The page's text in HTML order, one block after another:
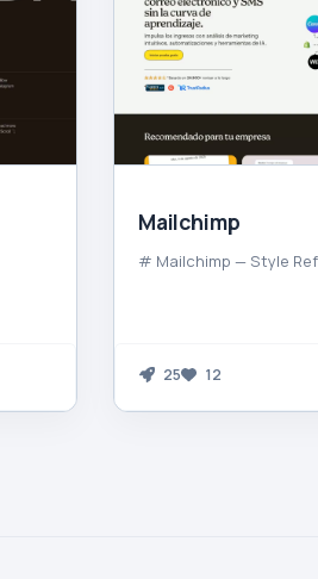
Mailchimp
# Mailchimp — Style
25 12